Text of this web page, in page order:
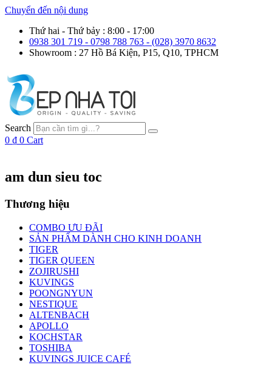
Chuyển đến nội dung
Thứ hai - Thứ bảy : 8:00 - 17:00
0938 301 719 - 0798 788 763 - (028) 3970 8632
Showroom : 27 Hồ Bá Kiện, P15, Q10, TPHCM
Search
0 ₫ 0 Cart
am dun sieu toc
Thương hiệu
COMBO ƯU ĐÃI
SẢN PHẨM DÀNH CHO KINH DOANH
TIGER
TIGER QUEEN
ZOJIRUSHI
KUVINGS
POONGNYUN
NESTIQUE
ALTENBACH
APOLLO
KOCHSTAR
TOSHIBA
KUVINGS JUICE CAFÉ